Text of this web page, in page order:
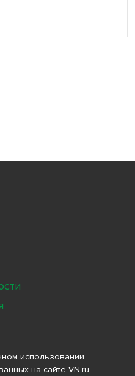
использовании
на сайте VN.ru,